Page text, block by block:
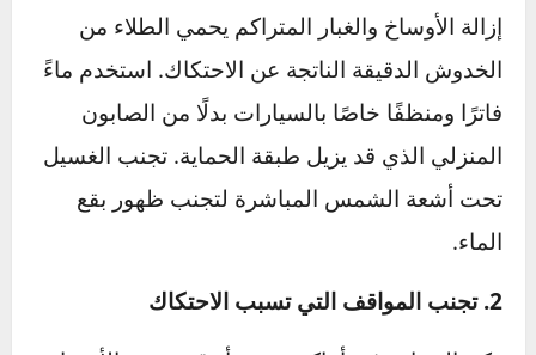
نصائح لحماية طلاء السيارة
طلاء السيارة يمثل الحماية الأساسية للمعدن
الداخلي، كما يعكس مظهر السيارة الجمالي.
الحفاظ على الطلاء يتطلب اتباع خطوات بسيطة